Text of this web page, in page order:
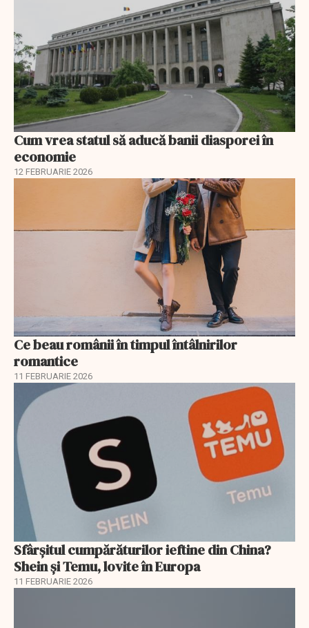
Cum vrea statul să aducă banii diasporei în
economie
12 FEBRUARIE 2026
Ce beau românii în timpul întâlnirilor
romantice
11 FEBRUARIE 2026
Sfârșitul cumpărăturilor ieftine din China?
Shein și Temu, lovite în Europa
11 FEBRUARIE 2026